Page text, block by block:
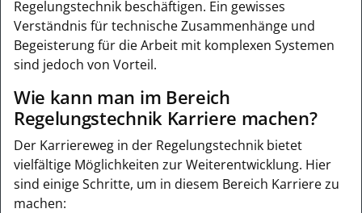
Regelungstechnik beschäftigen. Ein gewisses
Verständnis für technische Zusammenhänge und
Begeisterung für die Arbeit mit komplexen Systemen
sind jedoch von Vorteil.
Wie kann man im Bereich
Regelungstechnik Karriere machen?
Der Karriereweg in der Regelungstechnik bietet
vielfältige Möglichkeiten zur Weiterentwicklung. Hier
sind einige Schritte, um in diesem Bereich Karriere zu
machen: